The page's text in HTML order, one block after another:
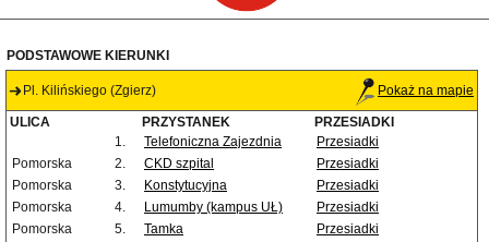
PODSTAWOWE KIERUNKI
Pl. Kilińskiego (Zgierz) Pokaż na mapie
ULICA PRZYSTANEK
PRZESIADKI
1.
Telefoniczna Zajezdnia
Przesiadki
Pomorska
2. CKD szpital
Przesiadki
Pomorska
3. Konstytucyjna
Przesiadki
Pomorska
4. Lumumby (kampus UŁ)
Przesiadki
Pomorska
5. Tamka
Przesiadki